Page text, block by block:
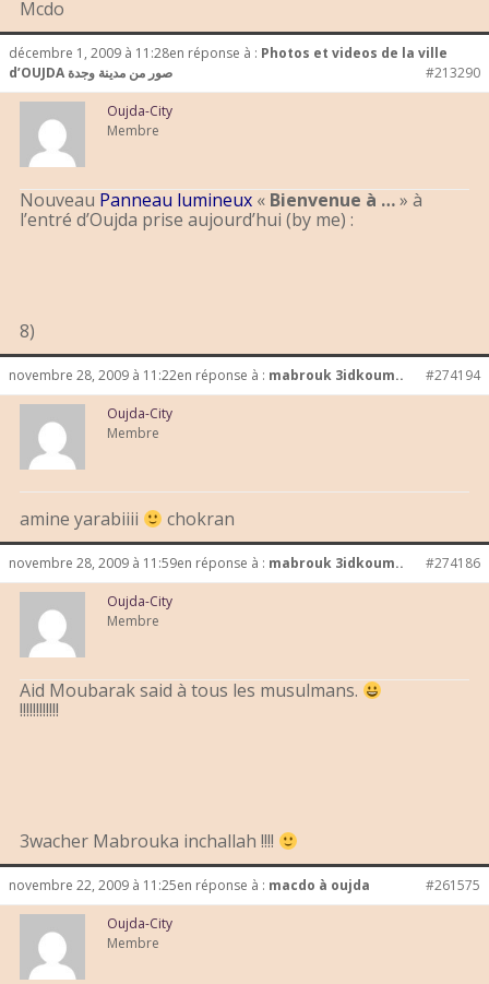
Mcdo
décembre 1, 2009 à 11:28en réponse à : Photos et videos de la ville
d’OUJDA صور من مدينة وجدة
#213290
Oujda-City
Membre
Nouveau Panneau lumineux « Bienvenue à …» à
l’entré d’Oujda prise aujourd’hui (by me) :
8)
novembre 28, 2009 à 11:22en réponse à : mabrouk 3idkoum.. #274194
Oujda-City
Membre
amine yarabiiii chokran
novembre 28, 2009 à 11:59en réponse à : mabrouk 3idkoum.. #274186
Oujda-City
Membre
Aid Moubarak said à tous les musulmans.
!!!!!!!!!!!!
3wacher Mabrouka inchallah !!!!
novembre 22, 2009 à 11:25en réponse à : macdo à oujda #261575
Oujda-City
Membre